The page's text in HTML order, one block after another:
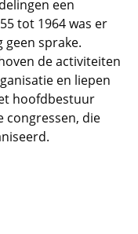
een
tot 1964 was er
geen sprake.
de activiteiten
en liepen
hoofdbestuur
congressen, die